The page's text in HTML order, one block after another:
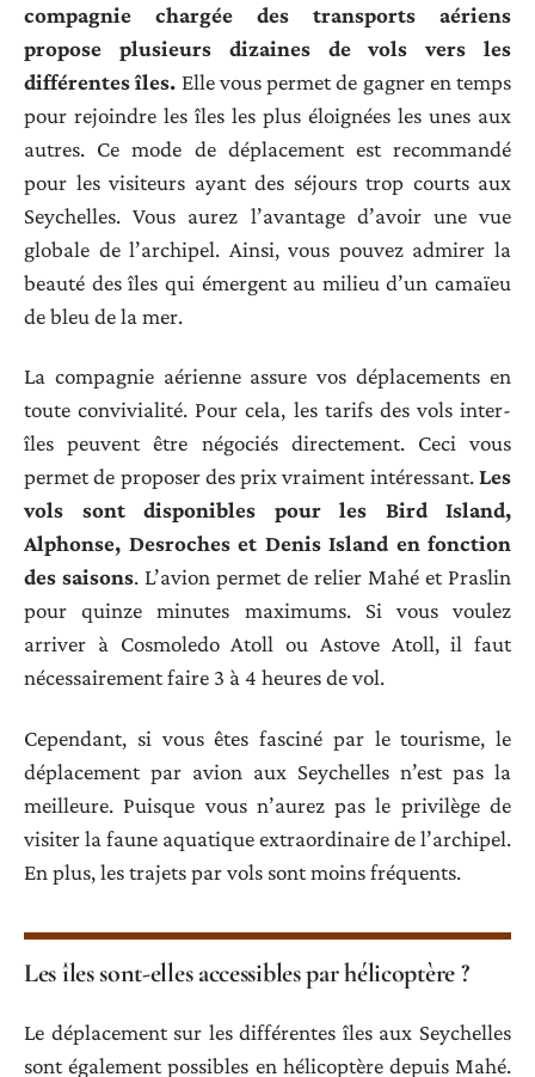
compagnie chargée des transports aériens
propose plusieurs dizaines de vols vers les
différentes îles. Elle vous permet de gagner en temps
pour rejoindre les îles les plus éloignées les unes aux
autres. Ce mode de déplacement est recommandé
pour les visiteurs ayant des séjours trop courts aux
Seychelles. Vous aurez l’avantage d’avoir une vue
globale de l’archipel. Ainsi, vous pouvez admirer la
beauté des îles qui émergent au milieu d’un camaïeu
de bleu de la mer.
La compagnie aérienne assure vos déplacements en
toute convivialité. Pour cela, les tarifs des vols inter-
îles peuvent être négociés directement. Ceci vous
permet de proposer des prix vraiment intéressant.Les
vols sont disponibles pour les Bird Island,
Alphonse, Desroches et Denis Island en fonction
des saisons. L’avion permet de relier Mahé et Praslin
pour quinze minutes maximums. Si vous voulez
arriver à Cosmoledo Atoll ou Astove Atoll, il faut
nécessairement faire 3 à 4 heures de vol.
Cependant, si vous êtes fasciné par le tourisme, le
déplacement par avion aux Seychelles n’est pas la
meilleure. Puisque vous n’aurez pas le privilège de
visiter la faune aquatique extraordinaire de l’archipel.
En plus, les trajets par vols sont moins fréquents.
Les îles sont-elles accessibles par hélicoptère ?
Le déplacement sur les différentes îles aux Seychelles
sont également possibles en hélicoptère depuis Mahé.